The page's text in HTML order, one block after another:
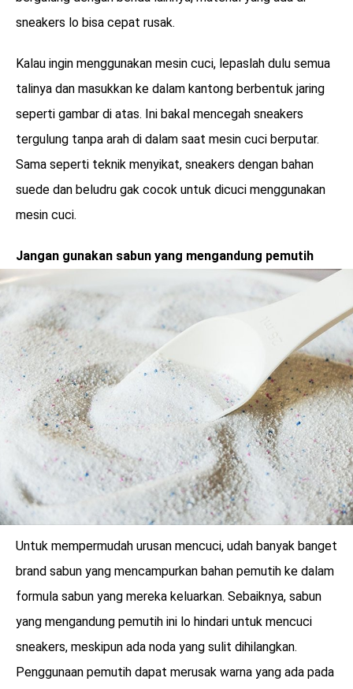
sneakers lo bisa cepat rusak.
Kalau ingin menggunakan mesin cuci, lepaslah dulu semua
talinya dan masukkan ke dalam kantong berbentuk jaring
seperti gambar di atas. Ini bakal mencegah sneakers
tergulung tanpa arah di dalam saat mesin cuci berputar.
Sama seperti teknik menyikat, sneakers dengan bahan
suede dan beludru gak cocok untuk dicuci menggunakan
mesin cuci.
Jangan gunakan sabun yang mengandung pemutih
Untuk mempermudah urusan mencuci, udah banyak banget
brand sabun yang mencampurkan bahan pemutih ke dalam
formula sabun yang mereka keluarkan. Sebaiknya, sabun
yang mengandung pemutih ini lo hindari untuk mencuci
sneakers, meskipun ada noda yang sulit dihilangkan.
Penggunaan pemutih dapat merusak warna yang ada pada